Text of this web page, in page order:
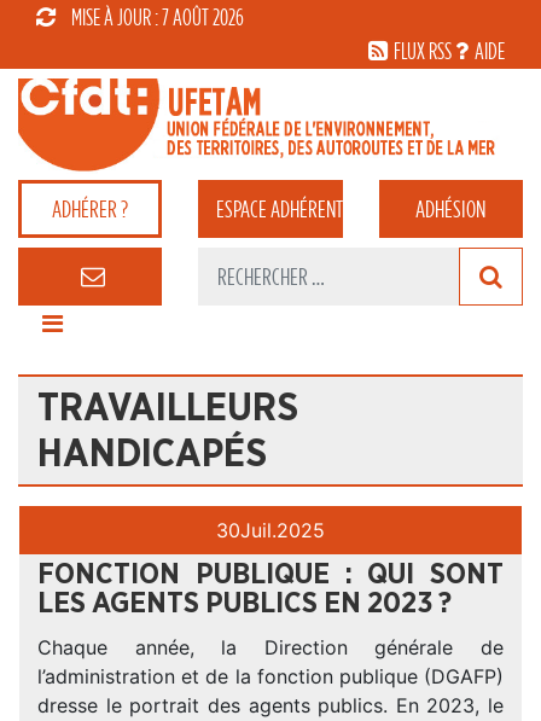
MISE À JOUR : 7 AOÛT 2026
FLUX RSS
AIDE
ADHÉRER ? ESPACEADHÉRENT ADHÉSION
TRAVAILLEURS
HANDICAPÉS
30Juil.2025
FONCTION PUBLIQUE : QUI SONT
LES AGENTS PUBLICS EN 2023 ?
Chaque année, la Direction générale de
l’administration et de la fonction publique (DGAFP)
dresse le portrait des agents publics. En 2023, le